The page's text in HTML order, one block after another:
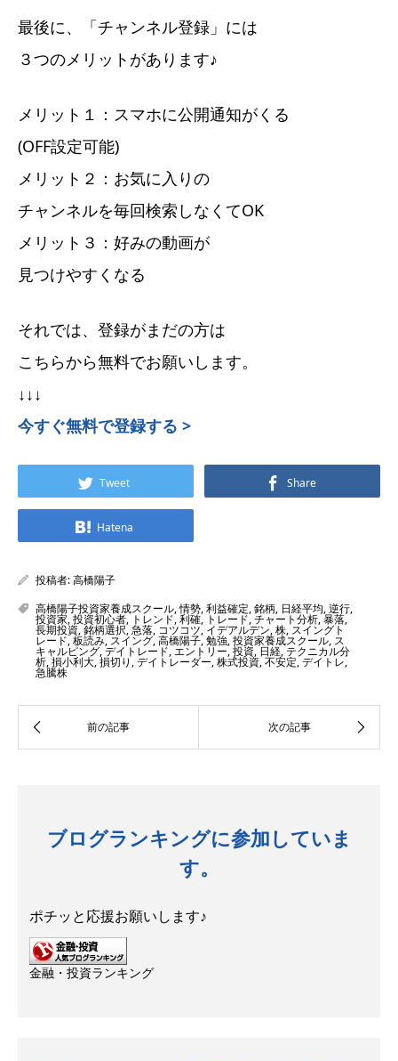
最後に、「チャンネル登録」には
３つのメリットがあります♪
メリット１：スマホに公開通知がくる
(OFF設定可能)
メリット２：お気に入りの
チャンネルを毎回検索しなくてOK
メリット３：好みの動画が
見つけやすくなる
それでは、登録がまだの方は
こちらから無料でお願いします。
↓↓↓
今すぐ無料で登録する >
Tweet Share
Hatena
投稿者:高橋陽子
高橋陽子投資家養成スクール,情勢,利益確定,銘柄, 日経平均,逆行,
投資家,投資初心者, トレンド,利確, トレード,チャート分析,暴落,
長期投資,銘柄選択,急落, コツコツ, イデアルデン,株,スイングト
レード,板読み, スイング,高橋陽子,勉強,投資家養成スクール, ス
キャルピング,デイトレード,エントリー,投資,日経,テクニカル分
析,損小利大,損切り,デイトレーダー,株式投資,不安定,デイトレ,
急騰株
ブログランキングに参加していま
す。
ポチッと応援お願いします♪
金融・投資ランキング